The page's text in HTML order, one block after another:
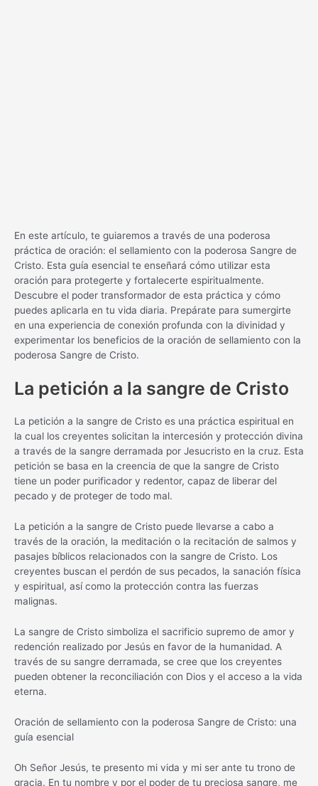
En este artículo, te guiaremos a través de una poderosa
práctica de oración: el sellamiento con la poderosa Sangre de
Cristo. Esta guía esencial te enseñará cómo utilizar esta
oración para protegerte y fortalecerte espiritualmente.
Descubre el poder transformador de esta práctica y cómo
puedes aplicarla en tu vida diaria. Prepárate para sumergirte
en una experiencia de conexión profunda con la divinidad y
experimentar los beneficios de la oración de sellamiento con la
poderosa Sangre de Cristo.
La petición a la sangre de Cristo
La petición a la sangre de Cristo es una práctica espiritual en
la cual los creyentes solicitan la intercesión y protección divina
a través de la sangre derramada por Jesucristo en la cruz. Esta
petición se basa en la creencia de que la sangre de Cristo
tiene un poder purificador y redentor, capaz de liberar del
pecado y de proteger de todo mal.
La petición a la sangre de Cristo puede llevarse a cabo a
través de la oración, la meditación o la recitación de salmos y
pasajes bíblicos relacionados con la sangre de Cristo. Los
creyentes buscan el perdón de sus pecados, la sanación física
y espiritual, así como la protección contra las fuerzas
malignas.
La sangre de Cristo simboliza el sacrificio supremo de amor y
redención realizado por Jesús en favor de la humanidad. A
través de su sangre derramada, se cree que los creyentes
pueden obtener la reconciliación con Dios y el acceso a la vida
eterna.
Oración de sellamiento con la poderosa Sangre de Cristo: una
guía esencial
Oh Señor Jesús, te presento mi vida y mi ser ante tu trono de
gracia. En tu nombre y por el poder de tu preciosa sangre, me